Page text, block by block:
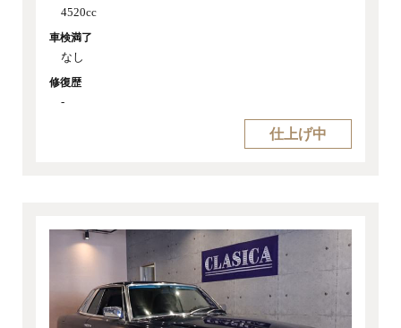
4520cc
車検満了
なし
修復歴
-
仕上げ中